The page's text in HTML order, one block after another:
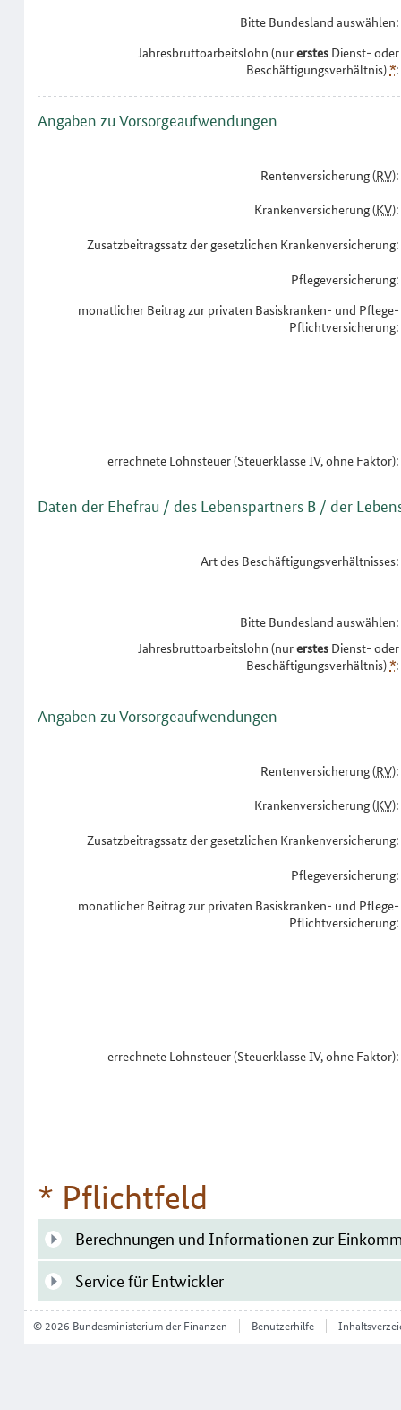
Bitte Bundesland auswählen:
Jahresbruttoarbeitslohn (nurerstes Dienst- oder
Beschäftigungsverhältnis)*:
Angaben zu Vorsorgeaufwendungen
Rentenversicherung (RV):
Krankenversicherung (KV):
Zusatzbeitragssatz der gesetzlichen Krankenversicherung:
Pflegeversicherung:
monatlicher Beitrag zur privaten Basiskranken- und Pflege-
Pflichtversicherung:
errechnete Lohnsteuer (Steuerklasse IV, ohne Faktor):
Daten der Ehefrau / des Lebenspartners B / der
Art des Beschäftigungsverhältnisses:
Bitte Bundesland auswählen:
Jahresbruttoarbeitslohn (nurerstes Dienst- oder
Beschäftigungsverhältnis)*:
Angaben zu Vorsorgeaufwendungen
Rentenversicherung (RV):
Krankenversicherung (KV):
Zusatzbeitragssatz der gesetzlichen Krankenversicherung:
Pflegeversicherung:
monatlicher Beitrag zur privaten Basiskranken- und Pflege-
Pflichtversicherung:
errechnete Lohnsteuer (Steuerklasse IV, ohne Faktor):
* Pflichtfeld
Berechnungen und Informationen zur
Service für Entwickler
© 2026 Bundesministerium der Finanzen Benutzerhilfe